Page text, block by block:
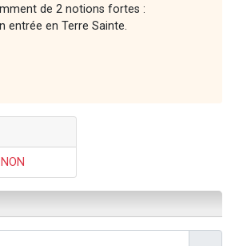
de 2 notions fortes :
entrée en Terre Sainte.
NON